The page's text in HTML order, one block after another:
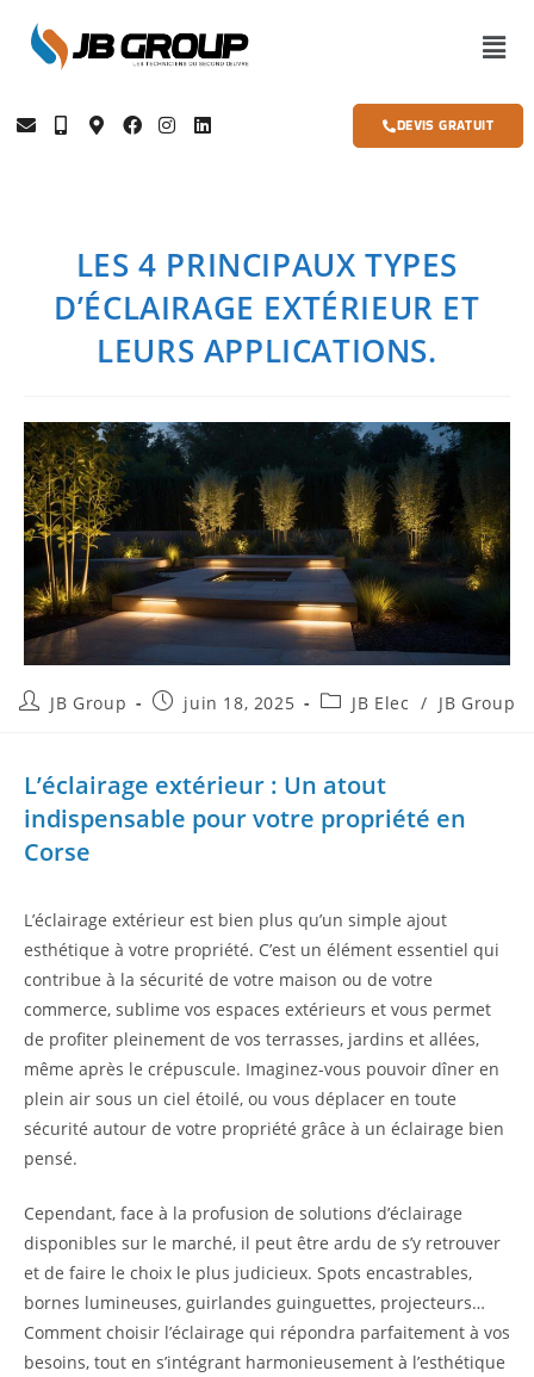
DEVIS GRATUIT
LES 4 PRINCIPAUX TYPES
D’ÉCLAIRAGE EXTÉRIEUR ET
LEURS APPLICATIONS.
JB Group juin 18, 2025 JB Elec / JB Group
L’éclairage extérieur : Un atout
indispensable pour votre propriété en
Corse
L’éclairage extérieur est bien plus qu’un simple ajout
esthétique à votre propriété. C’est un élément essentiel qui
contribue à la sécurité de votre maison ou de votre
commerce, sublime vos espaces extérieurs et vous permet
de profiter pleinement de vos terrasses, jardins et allées,
même après le crépuscule. Imaginez-vous pouvoir dîner en
plein air sous un ciel étoilé, ou vous déplacer en toute
sécurité autour de votre propriété grâce à un éclairage bien
pensé.
Cependant, face à la profusion de solutions d’éclairage
disponibles sur le marché, il peut être ardu de s’y retrouver
et de faire le choix le plus judicieux. Spots encastrables,
bornes lumineuses, guirlandes guinguettes, projecteurs…
Comment choisir l’éclairage qui répondra parfaitement à vos
besoins, tout en s’intégrant harmonieusement à l’esthétique